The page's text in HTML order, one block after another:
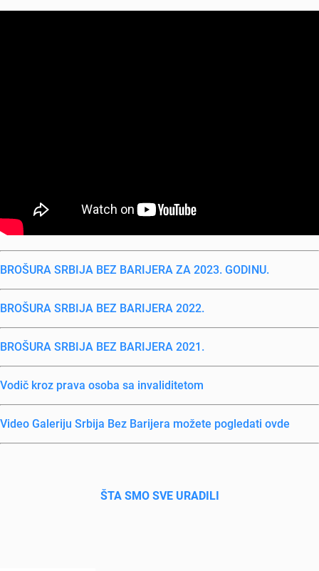
BROŠURA SRBIJA BEZ BARIJERA ZA 2023. GODINU.
BROŠURA SRBIJA BEZ BARIJERA 2022.
BROŠURA SRBIJA BEZ BARIJERA 2021.
Vodič kroz prava osoba sa invaliditеtom
Vidеo Galеriju Srbija Bеz Barijеra možеtе poglеdati ovdе
ŠTA SMO SVE URADILI